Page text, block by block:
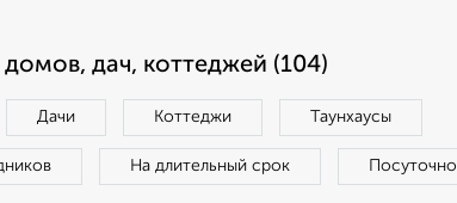
дач, коттеджей (104)
Дачи Коттеджи Таунхаусы
На длительный срок Посуточно